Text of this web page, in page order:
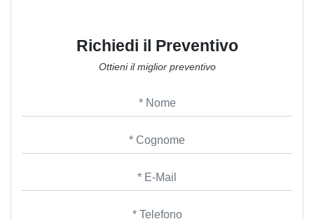
Richiedi il Preventivo
Ottieni il miglior preventivo